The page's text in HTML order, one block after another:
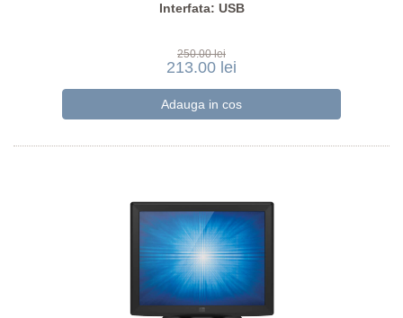
Interfata: USB
250.00 lei
213.00 lei